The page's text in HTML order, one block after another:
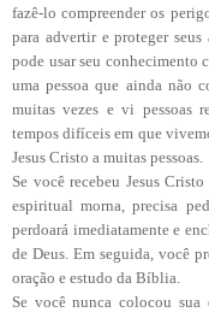
fazê-lo compreender os
para advertir e proteger
pode usar seu conhecimento
uma pessoa que ainda não
muitas vezes e vi pessoas
tempos difíceis em que
Jesus Cristo a muitas pessoas.
Se você recebeu Jesus
espiritual morna, precisa
perdoará imediatamente e
de Deus. Em seguida, você
oração e estudo da Bíblia.
Se você nunca colocou sua